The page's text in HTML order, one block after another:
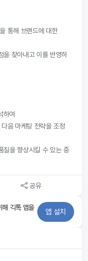
통해 브랜드에 대한
을 찾아내고 이를 반영하
하여
음 마케팅 전략을 조정
질을 향상시킬 수 있는 중
공유
해 긱톡 앱을
앱 설치